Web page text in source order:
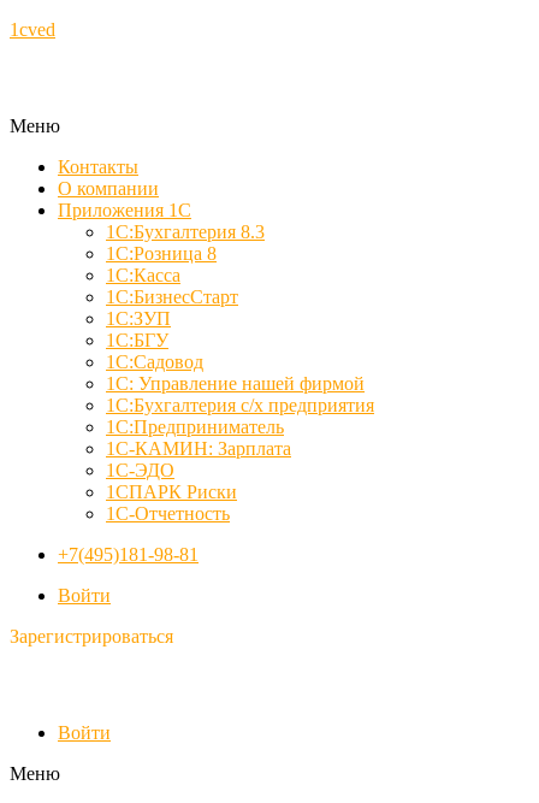
1cved
Меню
Контакты
О компании
Приложения 1С
1С:Бухгалтерия 8.3
1С:Розница 8
1С:Касса
1С:БизнесСтарт
1С:ЗУП
1С:БГУ
1С:Садовод
1С: Управление нашей фирмой
1С:Бухгалтерия с/х предприятия
1С:Предприниматель
1С-КАМИН: Зарплата
1С-ЭДО
1СПАРК Риски
1С-Отчетность
+7(495)181-98-81
Войти
Зарегистрироваться
Войти
Меню